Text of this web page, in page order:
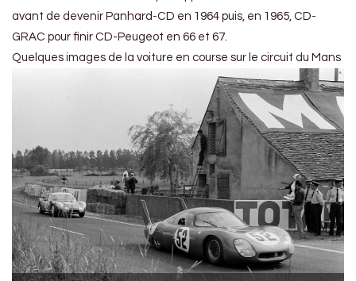
avant de devenir Panhard-CD en 1964 puis, en 1965, CD-
GRAC pour finir CD-Peugeot en 66 et 67.
Quelques images de la voiture en course sur le circuit du Mans